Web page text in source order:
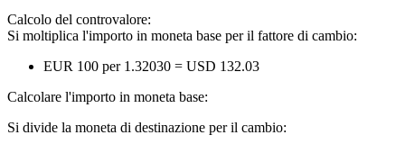
Calcolo del controvalore:
Si moltiplica l'importo in moneta base per il fattore di cambio:
EUR 100 per 1.32030 = USD 132.03
Calcolare l'importo in moneta base:
Si divide la moneta di destinazione per il cambio: